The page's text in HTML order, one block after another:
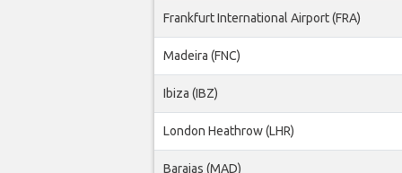
Frankfurt International Airport (FRA)
Madeira (FNC)
Ibiza (IBZ)
London Heathrow (LHR)
Barajas (MAD)